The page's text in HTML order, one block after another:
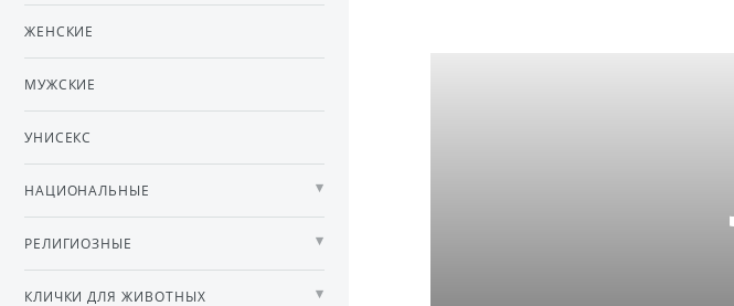
ЖЕНСКИЕ
МУЖСКИЕ
УНИСЕКС
НАЦИОНАЛЬНЫЕ
РЕЛИГИОЗНЫЕ
КЛИЧКИ ДЛЯ ЖИВОТНЫХ